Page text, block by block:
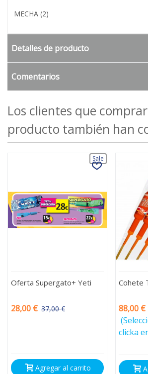
MECHA (2)
Detalles de producto
Comentarios
Los clientes que
producto también han
Sale
Oferta Supergato+ Yeti
28,00 € 37,00 €
Agregar al carrito
Cohete
88,00 €
clicka